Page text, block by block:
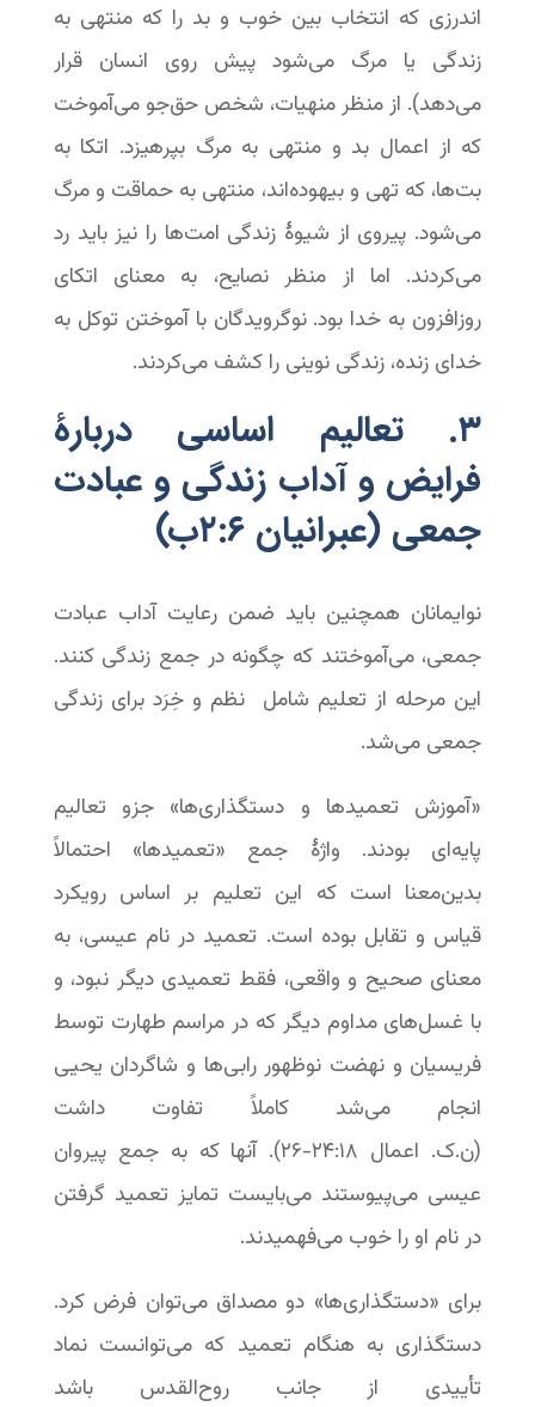
اندرزی که انتخاب بین خوب و بد را که منتهی به
زندگی یا مرگ می‌شود پیش روی انسان قرار
می‌دهد). از منظر منهیات، شخص حق‌جو می‌آموخت
که از اعمال بد و منتهی به مرگ بپرهیزد. اتکا به
بت‌ها، که تهی و بیهوده‌اند، منتهی به حماقت و مرگ
می‌شود. پیروی از شیوۀ زندگی امت‌ها را نیز باید رد
می‌کردند. اما از منظر نصایح، به معنای اتکای
روزافزون به خدا بود. نوگرویدگان با آموختن توکل به
خدای زنده، زندگی نوینی را کشف می‌کردند.
۳. تعالیم اساسی دربارۀ
فرایض و آداب زندگی و عبادت
جمعی (عبرانیان ۶:‏۲ب)
نوایمانان همچنین باید ضمن رعایت آداب عبادت
جمعی، می‌آموختند که چگونه در جمع زندگی کنند.
این مرحله از تعلیم شامل نظم و خِرَد برای زندگی
جمعی می‌شد.
«آموزش تعمیدها و دستگذاری‌ها» جزو تعالیم
پایه‌ای بودند. واژۀ جمع «تعمیدها» احتمالاً
بدین‌معنا است که این تعلیم بر اساس رویکرد
قیاس و تقابل بوده است. تعمید در نام عیسی، به
معنای صحیح و واقعی، فقط تعمیدی دیگر نبود، و
با غسل‌های مداوم دیگر که در مراسم طهارت توسط
فریسیان و نهضت نوظهور رابی‌ها و شاگردان یحیی
انجام می‌شد کاملاً تفاوت داشت
(ن.ک. اعمال ۱۸:‏۲۴‏-‏۲۶). آنها که به جمع پیروان
عیسی می‌پیوستند می‌بایست تمایز تعمید گرفتن
در نام او را خوب می‌فهمیدند.
برای «دستگذاری‌ها» دو مصداق می‌توان فرض کرد.
دستگذاری به هنگام تعمید که می‌توانست نماد
تأییدی از جانب روح‌القدس باشد